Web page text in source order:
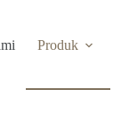
Produk